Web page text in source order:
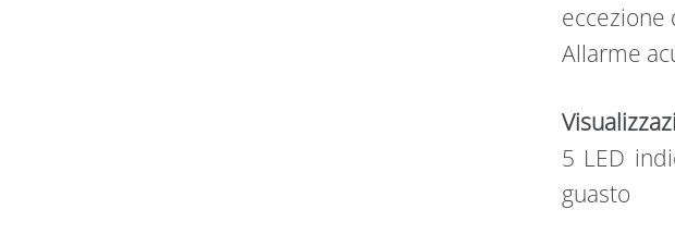
eccezione
Allarme
5 LED
guasto